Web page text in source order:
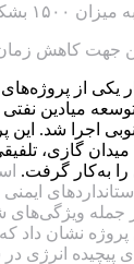
بشکه در روز
جهت کاهش
یکی از
میادین نفتی
اجرا شد. این
یک چاه عمیق در فاز ۲۰
به‌کار گرفت.
جمله
نشان داد
پیچیده انرژی